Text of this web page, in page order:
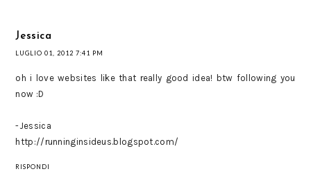
Jessica
LUGLIO 01, 2012 7:41 PM
oh i love websites like that really good idea! btw following you
now :D
-Jessica
http://runninginsideus.blogspot.com/
RISPONDI